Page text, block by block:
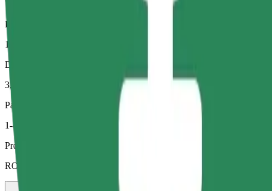
Viajes en coches con más espacio para equipaje y para estirar las piernas
Duración estimada del viaje
10 min
Distancia estimada
3,5 km
Pasajeros
1-4
Precio estimado
RON 21,70